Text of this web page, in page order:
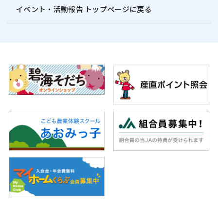
イベント・活動報告 トップページに戻る